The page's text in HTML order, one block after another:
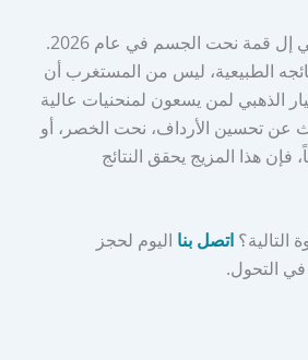
يمثل فيزر ليبو + بي بي إل قمة نحت الجسم في عام 2026.
الطبيعية، ليس من المستغرب أن
الذهبي لمن يسعون لمنحنيات عالية
عن تحسين الأرداف، نحت الخصر، أو
فإن هذا المزيج يحقق النتائج
التالية؟اتصل بنا اليوم لحجز
التحول.